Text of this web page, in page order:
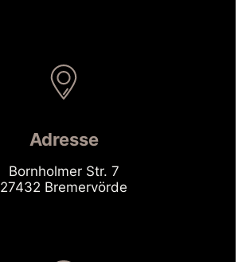
Adresse
Bornholmer Str. 7
27432 Bremervörde